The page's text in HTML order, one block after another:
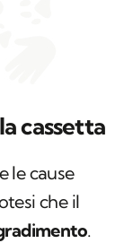
cassetta
le cause
che il
.